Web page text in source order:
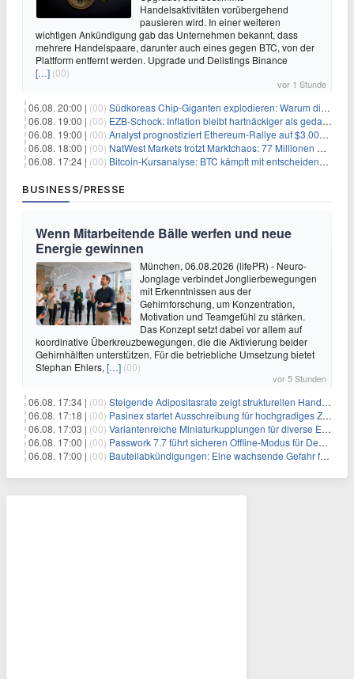
Handelsaktivitäten vorübergehend
pausieren wird. In einer weiteren
wichtigen Ankündigung gab das Unternehmen bekannt, dass
mehrere Handelspaare, darunter auch eines gegen BTC, von der
Plattform entfernt werden. Upgrade und Delistings Binance
[…] (00)
vor 1 Stunde
06.08. 20:00 | (00) Südkoreas Chip-Giganten explodieren: Warum dieser Rekord-Tag die KI-Branche erschüttert
06.08. 19:00 | (00) EZB-Schock: Inflation bleibt hartnäckiger als gedacht – 2027 wird zum kritischen Test
06.08. 19:00 | (00) Analyst prognostiziert Ethereum-Rallye auf $3.000 nach entscheidendem On-Chain-Ausbruch
06.08. 18:00 | (00) NatWest Markets trotzt Marktchaos: 77 Millionen Pfund Gewinn im ersten Halbjahr
06.08. 17:24 | (00) Bitcoin-Kursanalyse: BTC kämpft mit entscheidender $65K-Hürde, während sich ein Liquidationscluster aufbaut
BUSINESS/PRESSE
Wenn Mitarbeitende Bälle werfen und neue
Energie gewinnen
München, 06.08.2026 (lifePR) - Neuro-
Jonglage verbindet Jonglierbewegungen
mit Erkenntnissen aus der
Gehirnforschung, um Konzentration,
Motivation und Teamgefühl zu stärken.
Das Konzept setzt dabei vor allem auf
koordinative Überkreuzbewegungen, die die Aktivierung beider
Gehirnhälften unterstützen. Für die betriebliche Umsetzung bietet
Stephan Ehlers, […] (00)
vor 5 Stunden
06.08. 17:34 | (00) Steigende Adipositasrate zeigt strukturellen Handlungsbedarf bei der Ernährung schulpflichtiger Kinder
06.08. 17:18 | (00) Pasinex startet Ausschreibung für hochgradiges Zinksulfidkonzentrat mit Germanium- und Silbergehalten und stellt ein Betriebsupdate bereit
06.08. 17:03 | (00) Variantenreiche Miniaturkupplungen für diverse Einsatzbereiche
06.08. 17:00 | (00) Passwork 7.7 führt sicheren Offline-Modus für Desktop- und Mobile-Apps ein
06.08. 17:00 | (00) Bauteilabkündigungen: Eine wachsende Gefahr für industrielle Elektroniksysteme